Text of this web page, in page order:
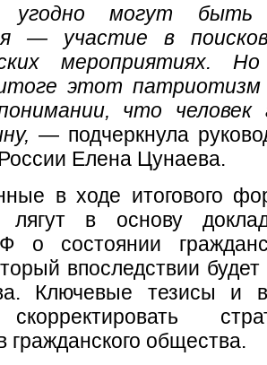
могут быть
— участие в
мероприятиях.
этот патриотизм
что
— подчеркнула
Елена Цунаева.
в ходе итогового
лягут в основу
о состоянии
впоследствии будет
Ключевые тезисы и
гражданского общества.